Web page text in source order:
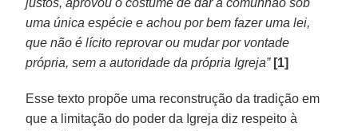
uma única espécie e achou por bem fazer uma lei,
que não é lícito reprovar ou mudar por vontade
própria, sem a autoridade da própria Igreja” [1]
Esse texto propõe uma reconstrução da tradição em
que a limitação do poder da Igreja diz respeito à